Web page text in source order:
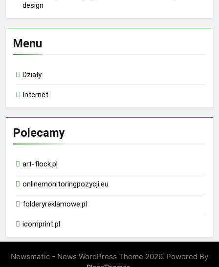
design
Menu
Działy
Internet
Polecamy
art-flock.pl
onlinemonitoringpozycji.eu
folderyreklamowe.pl
icomprint.pl
Newsmatic - News WordPress Theme 2026. Powered By